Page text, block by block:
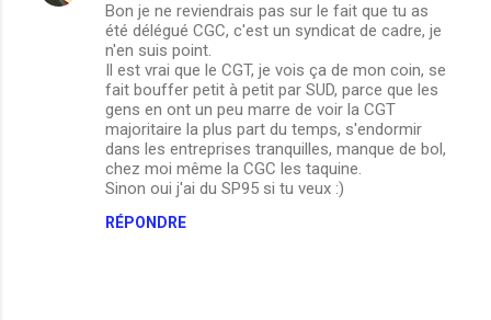
Bon je ne reviendrais pas sur le fait que tu as
été délégué CGC, c'est un syndicat de cadre, je
n'en suis point.
Il est vrai que le CGT, je vois ça de mon coin, se
fait bouffer petit à petit par SUD, parce que les
gens en ont un peu marre de voir la CGT
majoritaire la plus part du temps, s'endormir
dans les entreprises tranquilles, manque de bol,
chez moi même la CGC les taquine.
Sinon oui j'ai du SP95 si tu veux :)
RÉPONDRE